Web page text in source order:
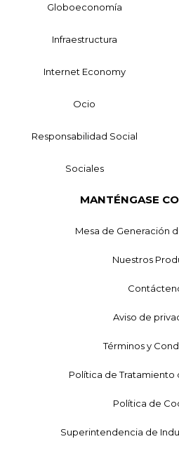
Globoeconomía
Infraestructura
Internet Economy
Ocio
Responsabilidad Social
Sociales
MANTÉNGASE
Mesa de Generación
Nuestros
Aviso de
Términos y
Política de Tratamiento
Política de
Superintendencia de